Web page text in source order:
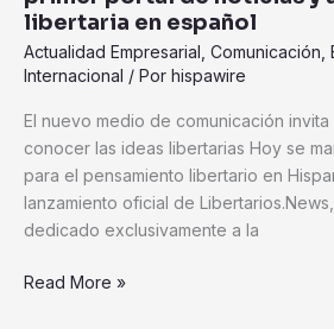
libertaria en español
Actualidad Empresarial Comunicación
Internacional / Por hispawire
El nuevo medio de comunicación
conocer las ideas libertarias Hoy se
para el pensamiento libertario en
lanzamiento oficial de
dedicado exclusivamente a la
en
español
Read More »